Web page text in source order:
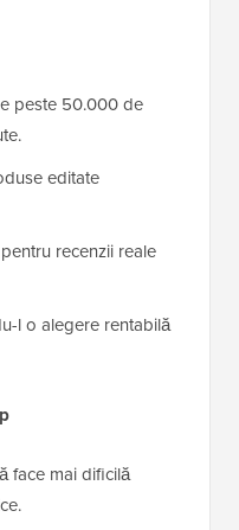
peste 50.000 de
editate
recenzii reale
l o alegere rentabilă
face mai dificilă